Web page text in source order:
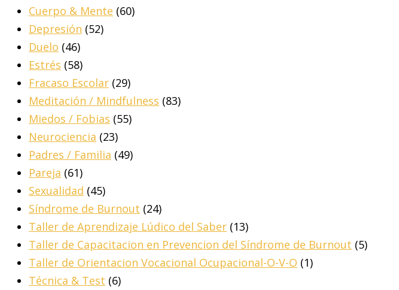
Cuerpo & Mente (60)
Depresión (52)
Duelo (46)
Estrés (58)
Fracaso Escolar (29)
Meditación / Mindfulness (83)
Miedos / Fobias (55)
Neurociencia (23)
Padres / Familia (49)
Pareja (61)
Sexualidad (45)
Síndrome de Burnout (24)
Taller de Aprendizaje Lúdico del Saber (13)
Taller de Capacitacion en Prevencion del Síndrome de Burnout (5)
Taller de Orientacion Vocacional Ocupacional-O-V-O (1)
Técnica & Test (6)